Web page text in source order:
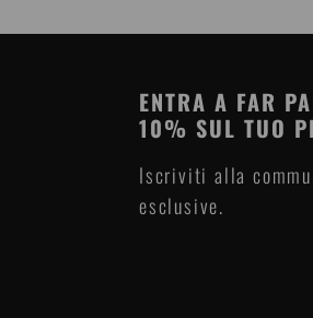
ENTRA A FAR
10% SUL TUO
Iscriviti alla
esclusive.